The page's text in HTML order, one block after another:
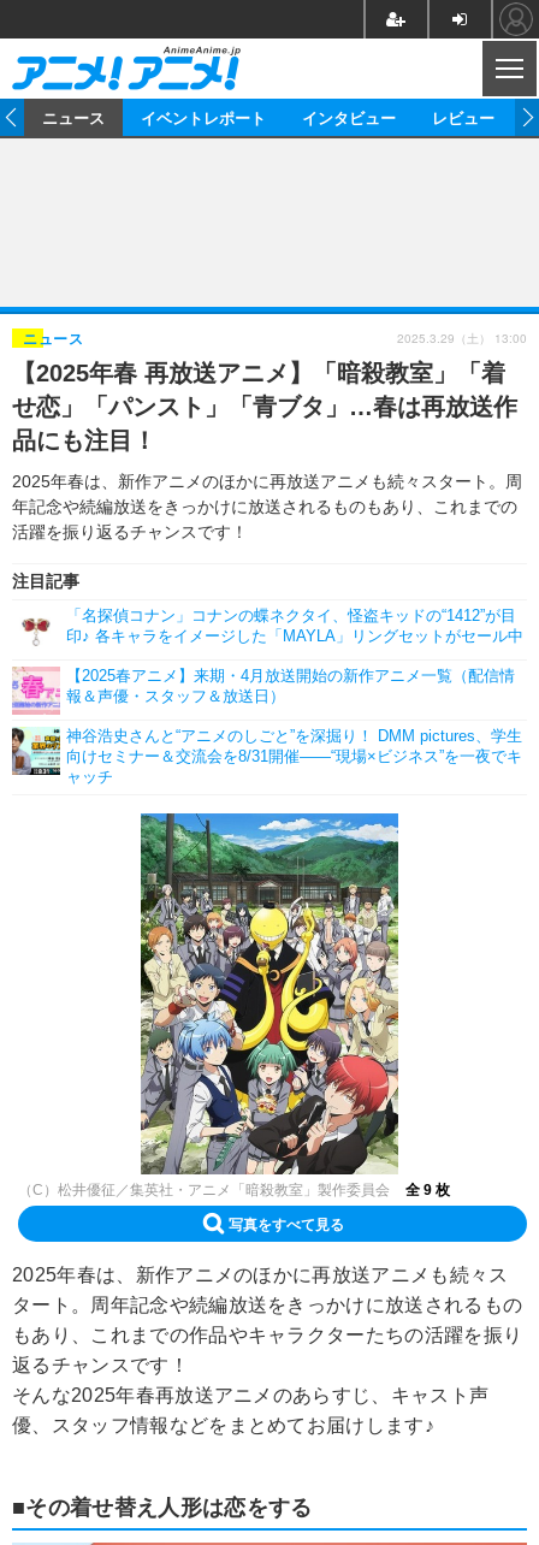
ゲーム グッズ
イベント 海外
海外イベント ビジネス
俳優・タレント アーティスト
ビジネス
アニメ 実写
イベント
ゲーム 座談会
動画
アニメ
アニメ！アニメ！TV ABEMA Cafe
連載・コラム
ニュース イベントレポート インタビュー レビュー
【2025年春 再放送アニメ】「暗殺教室」「着
せ恋」「パンスト」「青ブタ」…春は再放送作
品にも注目！
2025年春は、新作アニメのほかに再放送アニメも続々スタート。周
年記念や続編放送をきっかけに放送されるものもあり、これまでの
活躍を振り返るチャンスです！
ニュース
注目記事
「名探偵コナン」コナンの蝶ネクタイ、怪盗キッドの“1412”が目
印♪ 各キャラをイメージした「MAYLA」リングセットがセール中
【2025春アニメ】来期・4月放送開始の新作アニメ一覧（配信情
報＆声優・スタッフ＆放送日）
神谷浩史さんと“アニメのしごと”を深掘り！ DMM pictures、学生
向けセミナー＆交流会を8/31開催――“現場×ビジネス”を一夜でキ
ャッチ
2025.3.29（土） 13:00
（C）松井優征／集英社・アニメ「暗殺教室」製作委員会 全 9 枚
写真をすべて見る
2025年春は、新作アニメのほかに再放送アニメも続々ス
タート。周年記念や続編放送をきっかけに放送されるもの
もあり、これまでの作品やキャラクターたちの活躍を振り
返るチャンスです！
そんな2025年春再放送アニメのあらすじ、キャスト声
優、スタッフ情報などをまとめてお届けします♪
■その着せ替え人形は恋をする